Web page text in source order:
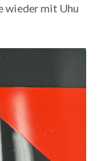
wieder mit Uhu